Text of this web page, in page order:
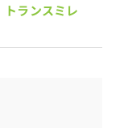
ランスミレ